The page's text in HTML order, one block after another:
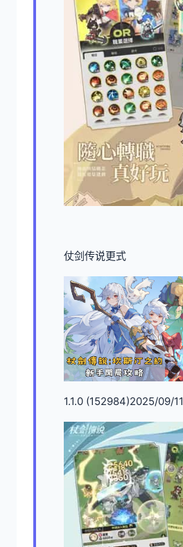
仗剑传说更式
1.1.0 (152984)2025/09/11